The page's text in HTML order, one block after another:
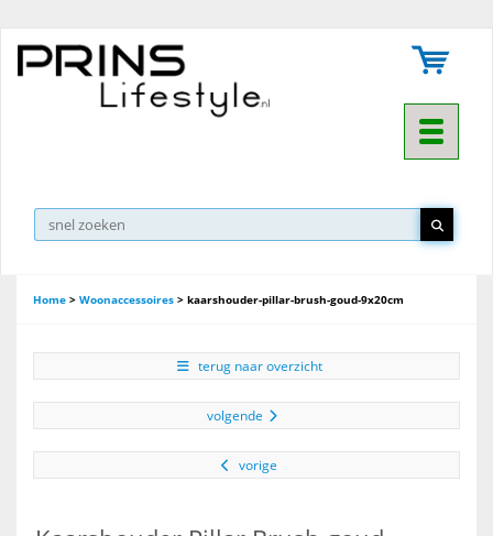
Toggle
▼
Home > Woonaccessoires > kaarshouder-pillar-brush-goud-9x20cm
terug naar overzicht
volgende
vorige